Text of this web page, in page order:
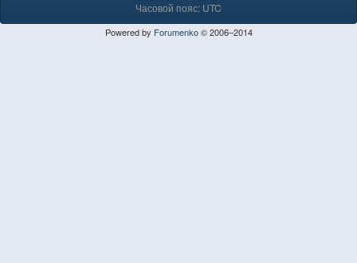
Часовой пояс: UTC
Powered by Forumenko© 2006–2014